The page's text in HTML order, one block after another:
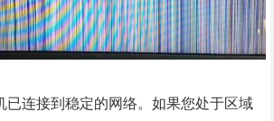
已连接到稳定的网络。如果您处于区域